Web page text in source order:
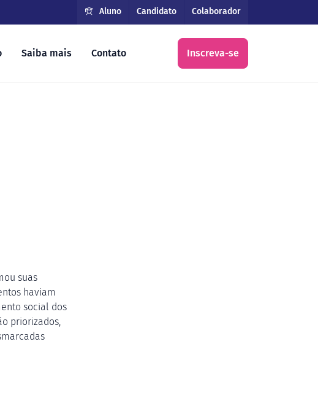
Aluno Candidato Colaborador
Saiba mais Contato Inscreva-se
suas
haviam
social dos
priorizados,